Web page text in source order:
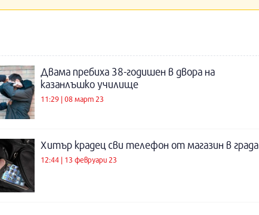
Двама пребиха 38-годишен в двора на
казанлъшко училище
11:29 | 08 март 23
Хитър крадец сви телефон от магазин в града
12:44 | 13 февруари 23